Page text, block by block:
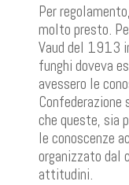
Per
molto presto.
Vaud del 1913
funghi doveva
avessero le
che queste, sia
le conoscenze
organizzato dal
attitudini.